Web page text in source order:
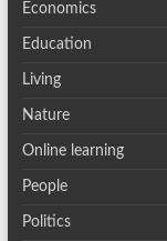
Economics
Education
Living
Nature
Online learning
People
Politics